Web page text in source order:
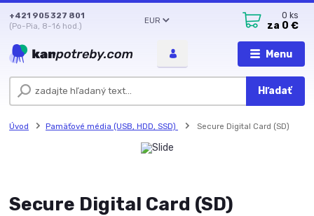
Menu
EUR
Hľadať
+421 905 327 801
(Po-Pia, 8-16 hod.)
0 ks
za 0 €
Úvod Pamäťové média (USB, HDD, SSD) Secure Digital Card (SD)
Secure Digital Card (SD)